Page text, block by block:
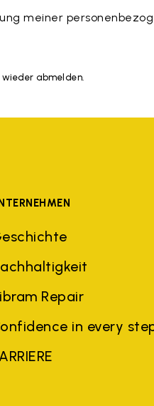
meiner
abmelden.
Repair
in every